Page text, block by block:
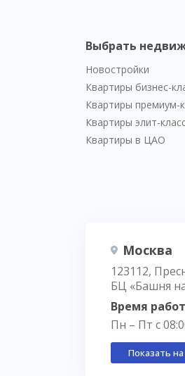
Выбрать
Новостройки
Квартиры бизнес-
Квартиры премиум-
Квартиры элит-
Квартиры в ЦАО
Москва
123112,
БЦ «Башня
Время
Пн – Пт с
Показать